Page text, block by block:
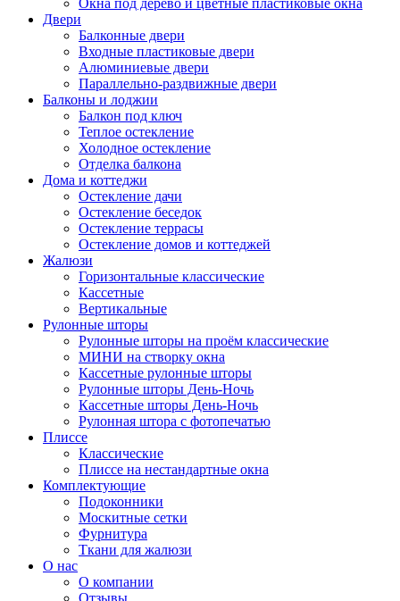
Окна под дерево и цветные пластиковые окна
Двери
Балконные двери
Входные пластиковые двери
Алюминиевые двери
Параллельно-раздвижные двери
Балконы и лоджии
Балкон под ключ
Теплое остекление
Холодное остекление
Отделка балкона
Дома и коттеджи
Остекление дачи
Остекление беседок
Остекление террасы
Остекление домов и коттеджей
Жалюзи
Горизонтальные классические
Кассетные
Вертикальные
Рулонные шторы
Рулонные шторы на проём классические
МИНИ на створку окна
Кассетные рулонные шторы
Рулонные шторы День-Ночь
Кассетные шторы День-Ночь
Рулонная штора с фотопечатью
Плиссе
Классические
Плиссе на нестандартные окна
Комплектующие
Подоконники
Москитные сетки
Фурнитура
Ткани для жалюзи
О нас
О компании
Отзывы